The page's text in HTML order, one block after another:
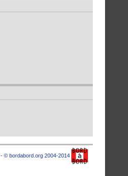
- © bordabord.org 2004-2014